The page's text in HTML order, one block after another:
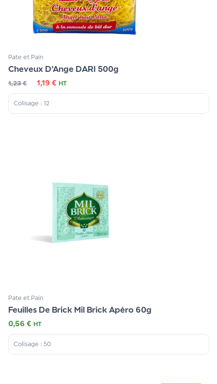
Pate et Pain
Cheveux D’Ange DARI 500g
1,23€ 1,19 € HT
Colisage : 12
Pate et Pain
Feuilles De Brick Mil Brick Apéro 60g
0,56 € HT
Colisage : 50